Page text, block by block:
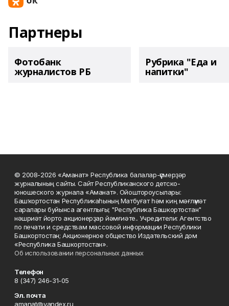
Партнеры
Фотобанк
журналистов РБ
Рубрика "Еда и
напитки"
© 2008-2026 «Аманат» Республика балалар-үҫмерҙәр
журналының сайты. Сайт Республиканского детско-
юношеского журнала «Аманат». Ойоштороусылары:
Башҡортостан Республикаһының Матбуғат һәм киң мәғлүмәт
саралары буйынса агентлығы; "Республика Башкортостан"
нәшриәт йорто акционерҙар йәмғиәте.. Учредители: Агентство
по печати и средствам массовой информации Республики
Башкортостан; Акционерное общество Издательский дом
«Республика Башкортостан».
Об использовании персональных данных
Телефон
8 (347) 246-31-05
Эл. почта
amanat@yandex.ru